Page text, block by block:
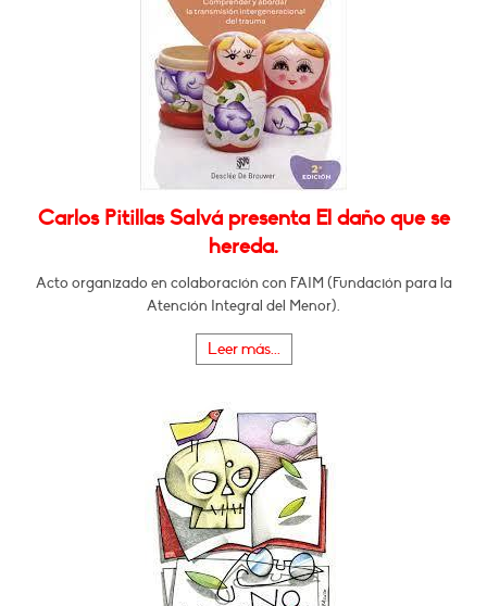
Carlos Pitillas Salvá presenta El daño que se
hereda.
Acto organizado en colaboración con FAIM (Fundación para la
Atención Integral del Menor).
Leer más...